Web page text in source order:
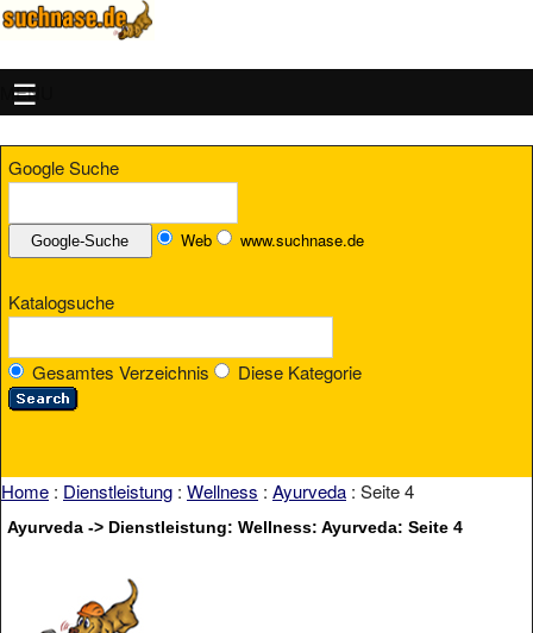
MENU
Google Suche
Web www.suchnase.de
Katalogsuche
Gesamtes Verzeichnis Diese Kategorie
Home : Dienstleistung : Wellness : Ayurveda : Seite 4
Ayurveda -> Dienstleistung: Wellness: Ayurveda: Seite 4